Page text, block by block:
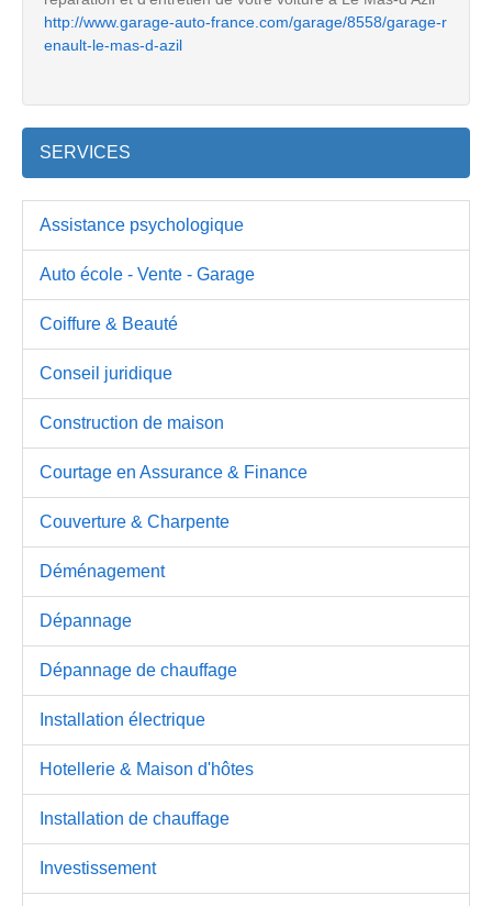
http://www.garage-auto-france.com/garage/8558/garage-r
enault-le-mas-d-azil
SERVICES
Assistance psychologique
Auto école - Vente - Garage
Coiffure & Beauté
Conseil juridique
Construction de maison
Courtage en Assurance & Finance
Couverture & Charpente
Déménagement
Dépannage
Dépannage de chauffage
Installation électrique
Hotellerie & Maison d'hôtes
Installation de chauffage
Investissement